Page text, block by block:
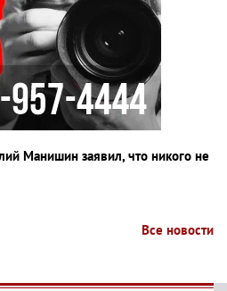
Манишин заявил, что никого не
Все новости